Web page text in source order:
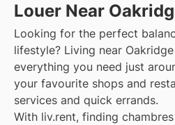
Louer Near
Looking for the perfect
lifestyle? Living near
everything you need just
your favourite shops and
services and quick errands.
With liv.rent, finding